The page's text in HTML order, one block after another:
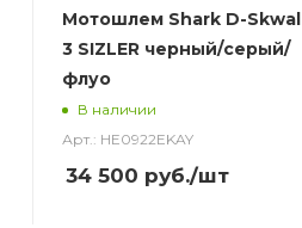
Мотошлем Shark D-Skwal
3 SIZLER черный/серый/
флуо
В наличии
Арт.: HE0922EKAY
34 500 руб./шт